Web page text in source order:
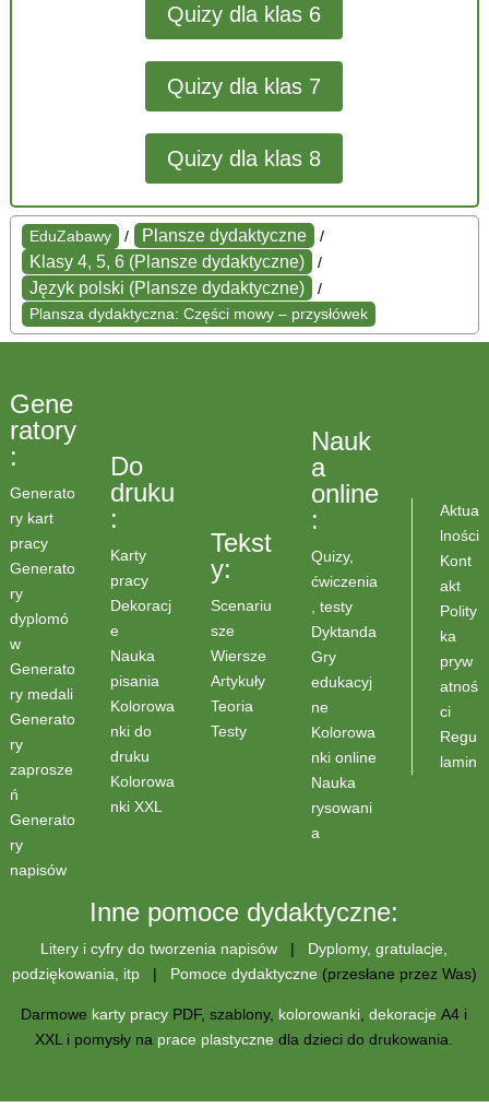
Quizy dla klas 6
Quizy dla klas 7
Quizy dla klas 8
EduZabawy / Plansze dydaktyczne /
Klasy 4, 5, 6 (Plansze dydaktyczne) /
Język polski (Plansze dydaktyczne)
/
Plansza dydaktyczna: Części mowy – przysłówek
Gene
ratory
:
Generato
ry kart
pracy
Generato
ry
dyplomó
w
Generato
ry medali
Generato
ry
zaprosze
ń
Generato
ry
napisów
Do
druku
:
Karty
pracy
Dekoracj
e
Nauka
pisania
Kolorowa
nki do
druku
Kolorowa
nki XXL
Tekst
y:
Scenariu
sze
Wiersze
Artykuły
Teoria
Testy
Nauk
a
online
:
Quizy,
ćwiczenia
, testy
Dyktanda
Gry
edukacyj
ne
Kolorowa
nki online
Nauka
rysowani
a
Aktua
lności
Kont
akt
Polity
ka
pryw
atnoś
ci
Regu
lamin
Inne pomoce dydaktyczne:
Litery i cyfry do tworzenia napisów | Dyplomy, gratulacje,
podziękowania, itp| Pomoce dydaktyczne (przesłane przez Was)
Darmowe karty pracy PDF, szablony, kolorowanki ,dekoracje A4 i
XXL i pomysły na prace plastyczne dla dzieci do drukowania.